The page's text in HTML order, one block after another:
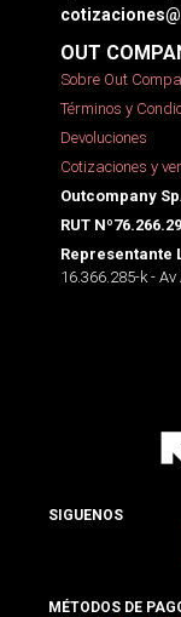
OUT
Sobre Out
Términos y
Devoluciones
Cotizaciones y
Outcompany
RUT
Representante
16.366.285-k -
SIGUENOS
MÉTODOS DE